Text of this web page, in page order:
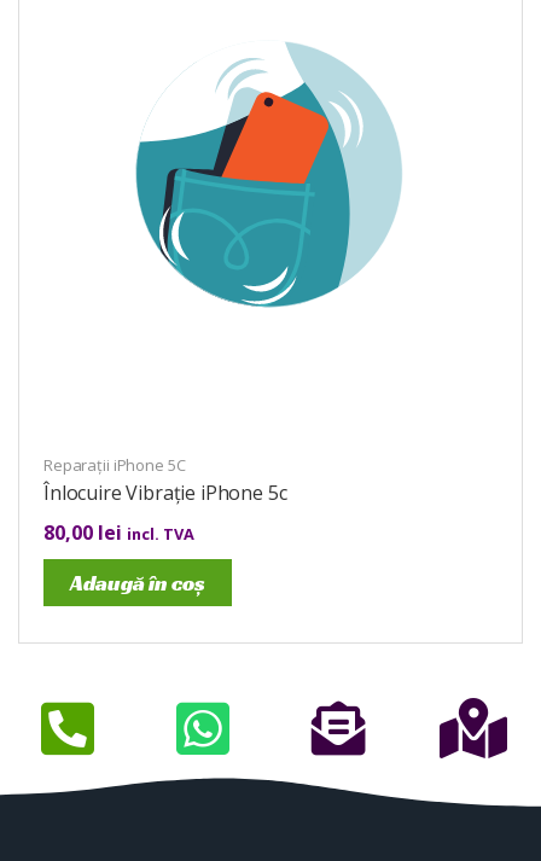
Reparații iPhone 5C
Înlocuire Vibrație iPhone 5c
80,00 lei incl. TVA
Adaugă în coș